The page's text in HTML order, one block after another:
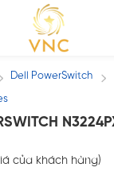
Dell PowerSwitch /
của khách hàng)